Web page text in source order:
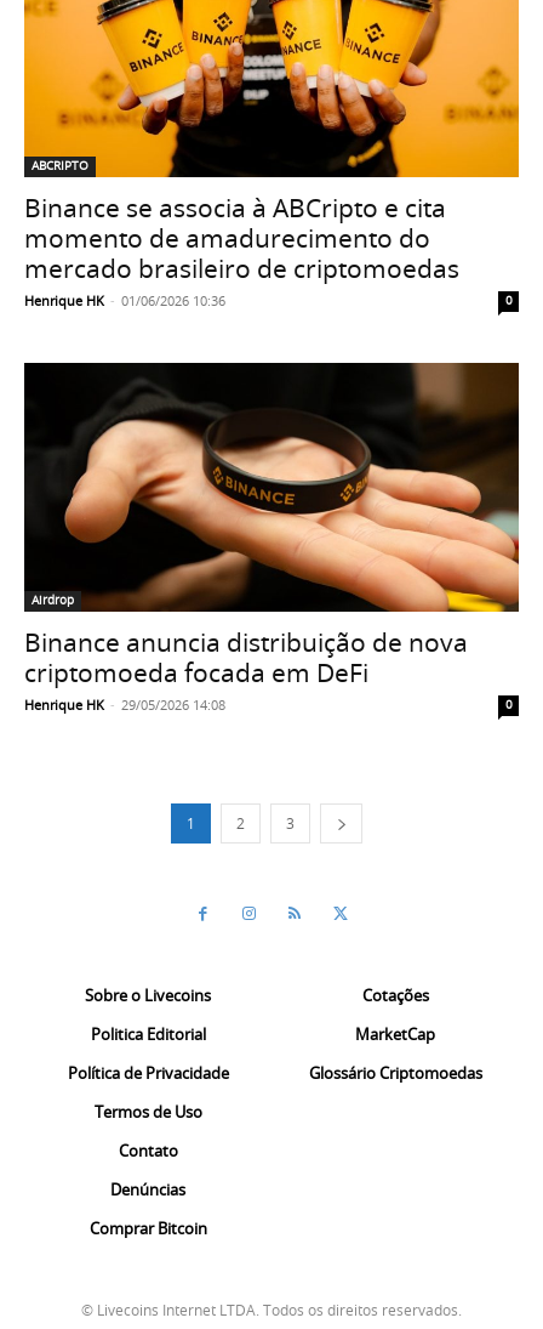
ABCRIPTO
Binance se associa à ABCripto e cita
momento de amadurecimento do
mercado brasileiro de criptomoedas
Henrique HK - 01/06/2026 10:36 0
Airdrop
Binance anuncia distribuição de nova
criptomoeda focada em DeFi
Henrique HK - 29/05/2026 14:08 0
1 2 3
Sobre o Livecoins
Politica Editorial
Política de Privacidade
Termos de Uso
Contato
Denúncias
Comprar Bitcoin
Cotações
MarketCap
Glossário Criptomoedas
© Livecoins Internet LTDA. Todos os direitos reservados.